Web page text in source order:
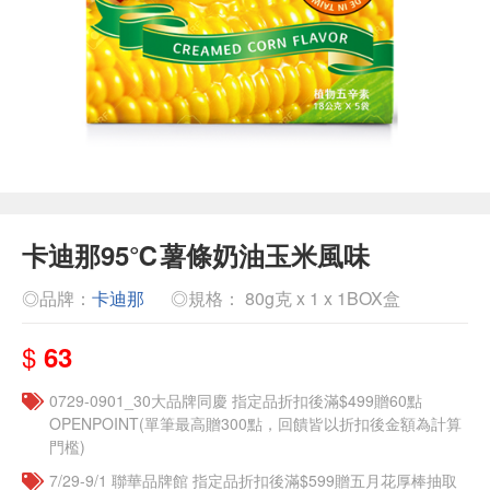
卡迪那95℃薯條奶油玉米風味
◎品牌： 卡迪那 ◎規格： 80g克 x 1 x 1BOX盒
$ 63
0729-0901_30大品牌同慶 指定品折扣後滿$499贈60點
OPENPOINT(單筆最高贈300點，回饋皆以折扣後金額為計算
門檻)
7/29-9/1 聯華品牌館 指定品折扣後滿$599贈五月花厚棒抽取